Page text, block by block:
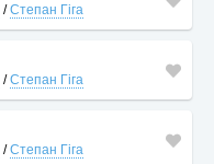
/Степан Гіга
/Степан Гіга
/Степан Гіга